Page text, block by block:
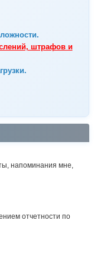
штрафов и
напоминания мне,
отчетности по